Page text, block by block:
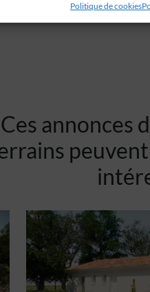
Politique de cookies
Ces annonces